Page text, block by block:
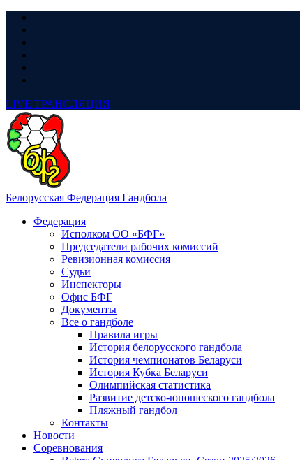
LIVE ТРАНСЛЯЦИЯ
Белорусская Федерация Гандбола
Федерация
Исполком ОО «БФГ»
Председатели рабочих комиссий
Ревизионная комиссия
Судьи
Инспекторы
Офис БФГ
Документы
Все о гандболе
Правила игры
История белорусского гандбола
История чемпионатов Беларуси
История Кубка Беларуси
Олимпийская статистика
Развитие детско-юношеского гандбола
Пляжный гандбол
Контакты
Новости
Соревнования